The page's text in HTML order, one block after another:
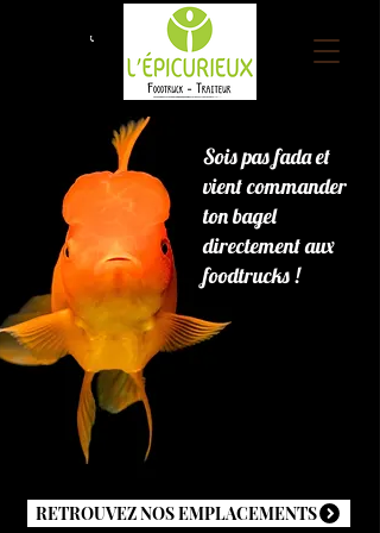
Sois pas fadaet
vient commander
ton bagel
directement aux
foodtrucks !
RETROUVEZ NOS EMPLACEMENTS